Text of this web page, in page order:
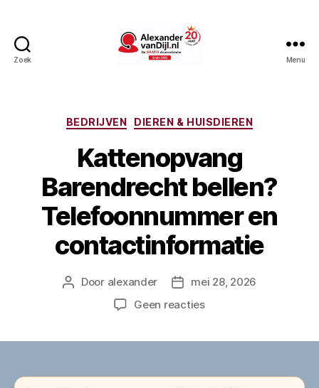
Zoek Menu
Categorieën
BEDRIJVEN DIEREN & HUISDIEREN
Kattenopvang
Barendrecht bellen?
Telefoonnummer en
contactinformatie
Berichtauteur
Door alexander Berichtdatum
mei 28, 2026
Geen reactiesop
en